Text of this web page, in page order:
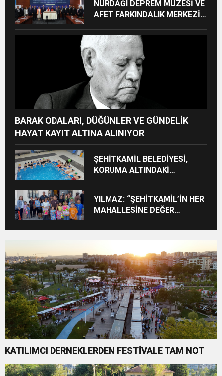
KONUTUN TEMELİ ATILDI
NURDAĞI DEPREM MÜZESİ VE
AFET FARKINDALIK MERKEZİ
İMZALANDI
BARAK ODALARI, DÜĞÜNLER VE GÜNDELİK
HAYAT KAYIT ALTINA ALINIYOR
ŞEHİTKAMİL BELEDİYESİ,
KORUMA ALTINDAKİ
YILMAZ: “ŞEHİTKAMİL’İN HER
MAHALLESİNE DEĞER
KATILIMCI DERNEKLERDEN FESTİVALE TAM NOT